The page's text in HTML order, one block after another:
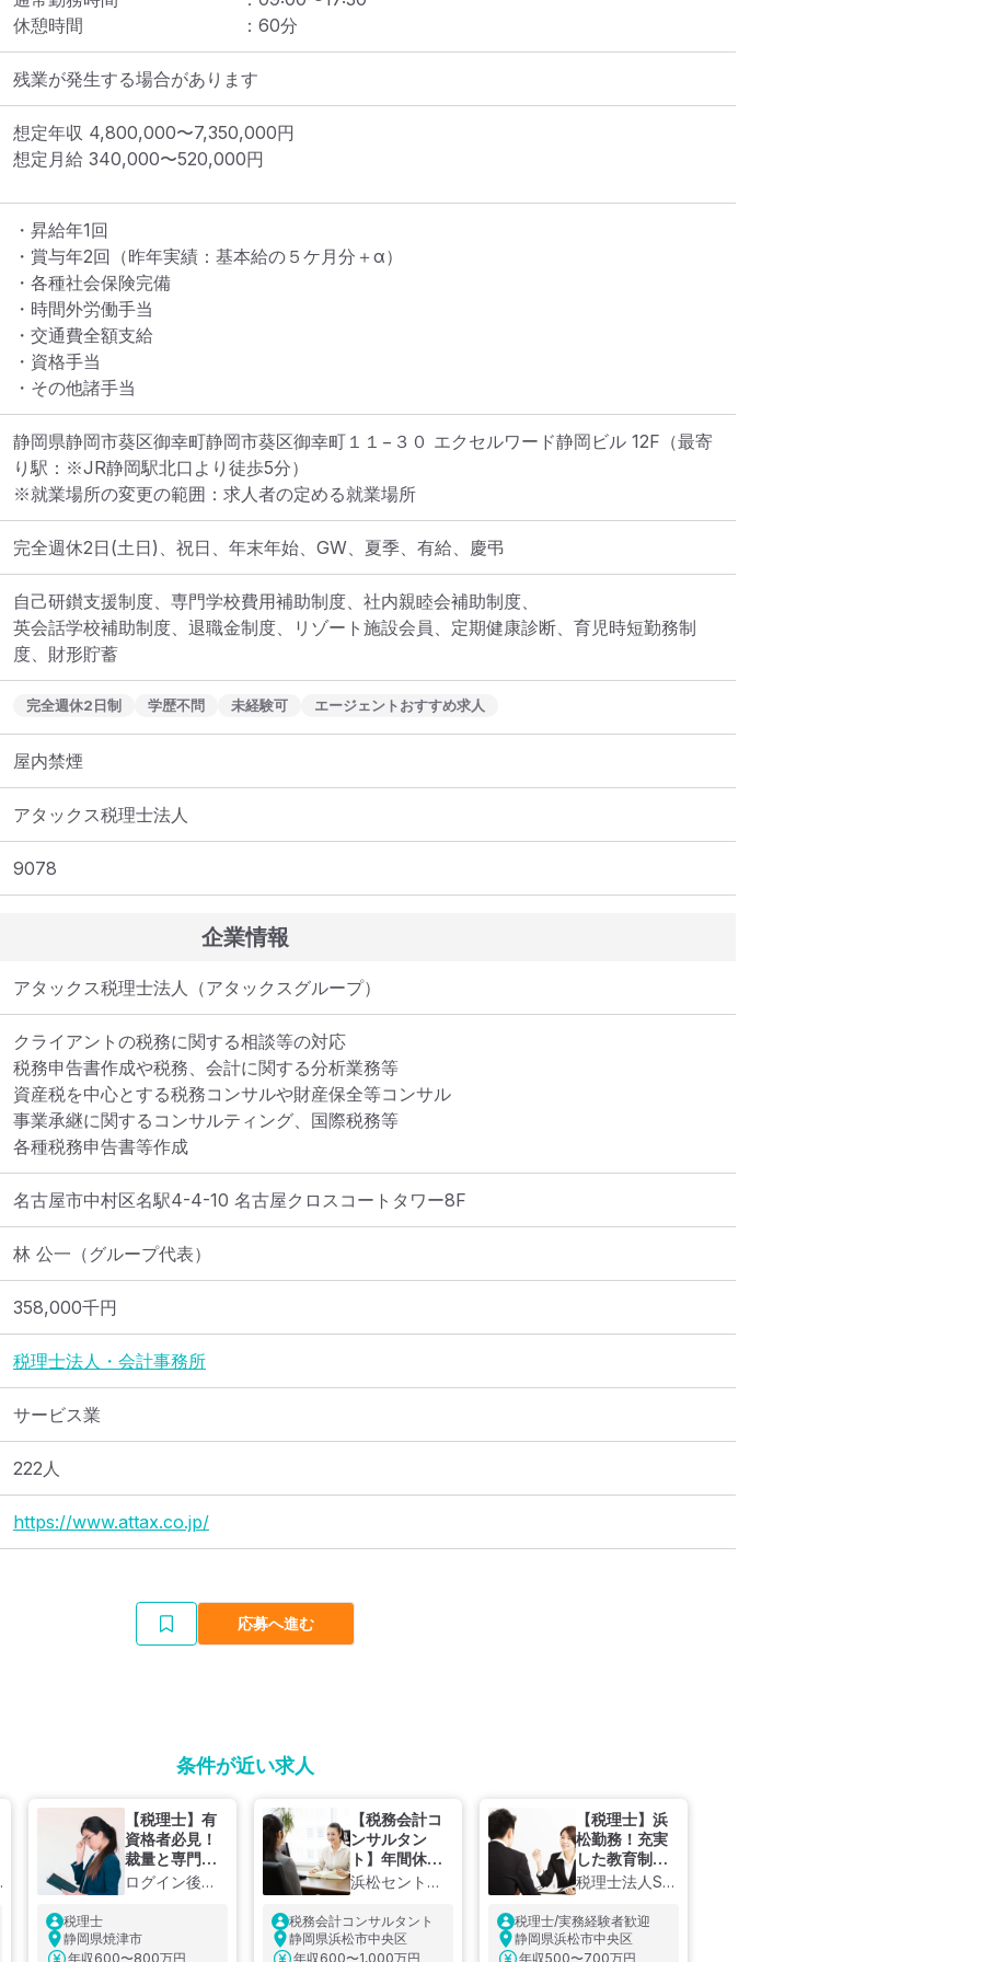
休憩時間
： 60分
残業が発生する場合があります
想定年収 4,800,000〜7,350,000円
想定月給 340,000〜520,000円
・昇給年1回
・賞与年2回（昨年実績：基本給の５ケ月分＋α）
・各種社会保険完備
・時間外労働手当
・交通費全額支給
・資格手当
・その他諸手当
静岡県静岡市葵区御幸町静岡市葵区御幸町１１−３０ エクセルワード静岡ビル 12F （最寄
り駅：※JR静岡駅北口より徒歩5分）
※就業場所の変更の範囲：求人者の定める就業場所
完全週休2日(土日)、祝日、年末年始、GW、夏季、有給、慶弔
自己研鑚支援制度、専門学校費用補助制度、社内親睦会補助制度、
英会話学校補助制度、退職金制度、リゾート施設会員、定期健康診断、育児時短勤務制
度、財形貯蓄
完全週休2日制 学歴不問 未経験可 エージェントおすすめ求人
屋内禁煙
アタックス税理士法人
9078
企業情報
アタックス税理士法人（アタックスグループ）
クライアントの税務に関する相談等の対応
税務申告書作成や税務、会計に関する分析業務等
資産税を中心とする税務コンサルや財産保全等コンサル
事業承継に関するコンサルティング、国際税務等
各種税務申告書等作成
名古屋市中村区名駅4-4-10 名古屋クロスコートタワー8F
林 公一（グループ代表）
358,000千円
税理士法人・会計事務所
サービス業
222人
https://www.attax.co.jp/
応募へ進む
条件が近い求人
【税理士】有
資格者必見！
裁量と専門性
を発揮できる
スを提供する
税理士事務所
ログイン後に
税理士
静岡県焼津市
年収 600〜800万円
【税務会計コ
ンサルタン
ト】年間休日
120日／事業
案件に携わる
チャンスあり
◎静岡県西部
浜松セントラ
税務会計コンサルタント
静岡県浜松市中央区
年収 600〜1,000万円
【税理士】浜
松勤務！充実
した教育制度
あり、マイカ
業45年越え税
理士法人
税理士法人SS
税理士/実務経験者歓迎
静岡県浜松市中央区
年収500〜700万円